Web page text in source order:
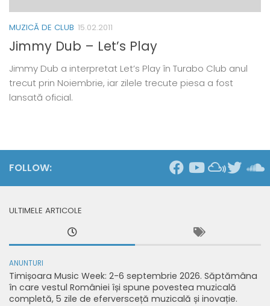
MUZICĂ DE CLUB 15.02.2011
Jimmy Dub – Let’s Play
Jimmy Dub a interpretat Let’s Play în Turabo Club anul
trecut prin Noiembrie, iar zilele trecute piesa a fost
lansată oficial.
FOLLOW:
ULTIMELE ARTICOLE
ANUNTURI
Timișoara Music Week: 2-6 septembrie 2026. Săptămâna
în care vestul României își spune povestea muzicală
completă, 5 zile de eferversceță muzicală și inovație.